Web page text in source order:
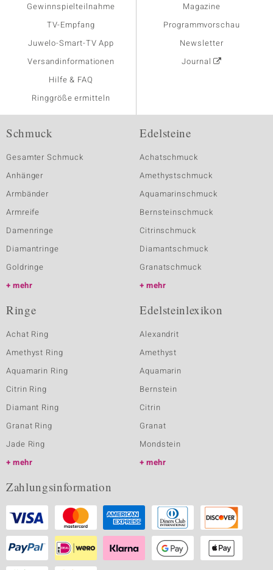
Gewinnspielteilnahme
TV-Empfang
Juwelo-Smart-TV App
Versandinformationen
Hilfe & FAQ
Ringgröße ermitteln
Magazine
Programmvorschau
Newsletter
Journal
Schmuck
Gesamter Schmuck
Anhänger
Armbänder
Armreife
Damenringe
Diamantringe
Goldringe
mehr
Edelsteine
Achatschmuck
Amethystschmuck
Aquamarinschmuck
Bernsteinschmuck
Citrinschmuck
Diamantschmuck
Granatschmuck
mehr
Ringe
Achat Ring
Amethyst Ring
Aquamarin Ring
Citrin Ring
Diamant Ring
Granat Ring
Jade Ring
mehr
Edelsteinlexikon
Alexandrit
Amethyst
Aquamarin
Bernstein
Citrin
Granat
Mondstein
mehr
Zahlungsinformation